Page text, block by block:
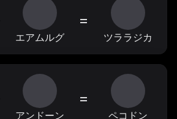
エアムルグ
=
ツララジカ
アンドーン
=
ペコドン